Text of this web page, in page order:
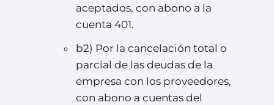
aceptados, con abono a la
cuenta 401.
b2) Por la cancelación total o
parcial de las deudas de la
empresa con los proveedores,
con abono a cuentas del